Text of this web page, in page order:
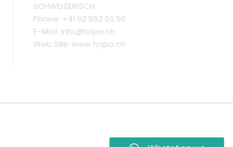
SCHWEIZERISCH
Phone: +41 62 552 50 50
E-Mail: info@folpa.ch
Web Site: www.folpa.ch